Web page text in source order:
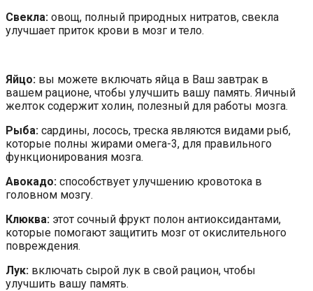
Свекла: овощ, полный природных нитратов, свекла
улучшает приток крови в мозг и тело.
Яйцо: вы можете включать яйца в Ваш завтрак в
вашем рационе, чтобы улучшить вашу память. Яичный
желток содержит холин, полезный для работы мозга.
Рыба: сардины, лосось, треска являются видами рыб,
которые полны жирами омега-3, для правильного
функционирования мозга.
Авокадо: способствует улучшению кровотока в
головном мозгу.
Клюква: этот сочный фрукт полон антиоксидантами,
которые помогают защитить мозг от окислительного
повреждения.
Лук: включать сырой лук в свой рацион, чтобы
улучшить вашу память.